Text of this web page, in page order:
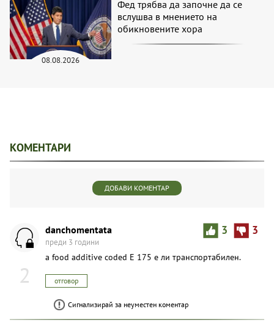
08.08.2026
Фед трябва да започне да се
вслушва в мнението на
обикновените хора
КОМЕНТАРИ
ДОБАВИ КОМЕНТАР
2
3 3
danchomentata
преди 3 години
a food additive coded E 175 е ли транспортабилен.
отговор
Сигнализирай за неуместен коментар